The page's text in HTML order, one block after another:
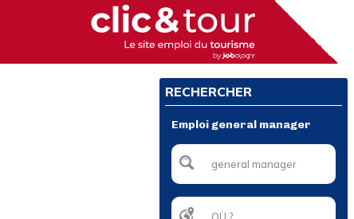
RECHERCHER
Emploi general manager